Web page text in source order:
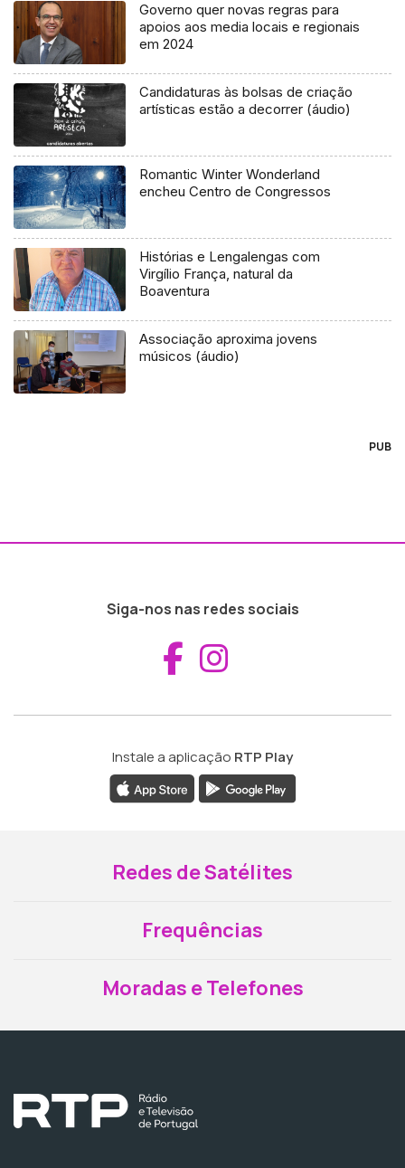
Governo quer novas regras para
apoios aos media locais e regionais
em 2024
Candidaturas às bolsas de criação
artísticas estão a decorrer (áudio)
Romantic Winter Wonderland
encheu Centro de Congressos
Histórias e Lengalengas com
Virgílio França, natural da
Boaventura
Associação aproxima jovens
músicos (áudio)
PUB
Siga-nos nas redes sociais
Aceder ao
Instale a aplicação RTP Play
Redes de Satélites
Frequências
Moradas e Telefones